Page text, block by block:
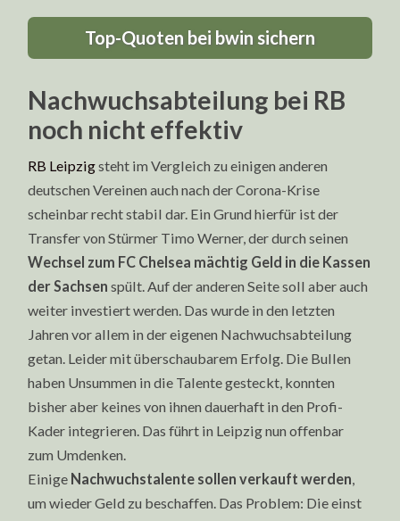
Top-Quoten bei bwin sichern
Nachwuchsabteilung bei RB
noch nicht effektiv
RB Leipzigsteht im Vergleich zu einigen anderen
deutschen Vereinen auch nach der Corona-Krise
scheinbar recht stabil dar. Ein Grund hierfür ist der
Transfer von Stürmer Timo Werner, der durch seinen
Wechsel zum FC Chelsea mächtig Geld in die Kassen
der Sachsen spült. Auf der anderen Seite soll aber auch
weiter investiert werden. Das wurde in den letzten
Jahren vor allem in der eigenen Nachwuchsabteilung
getan. Leider mit überschaubarem Erfolg. Die Bullen
haben Unsummen in die Talente gesteckt, konnten
bisher aber keines von ihnen dauerhaft in den Profi-
Kader integrieren. Das führt in Leipzig nun offenbar
zum Umdenken.
Einige Nachwuchstalente sollen verkauft werden,
um wieder Geld zu beschaffen. Das Problem: Die einst